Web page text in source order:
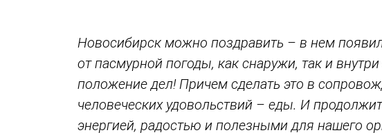
Новосибирск можно поздравить – в нем
от пасмурной погоды, как снаружи, так и
положение дел! Причем сделать это в
человеческих удовольствий – еды. И
энергией, радостью и полезными для нашего